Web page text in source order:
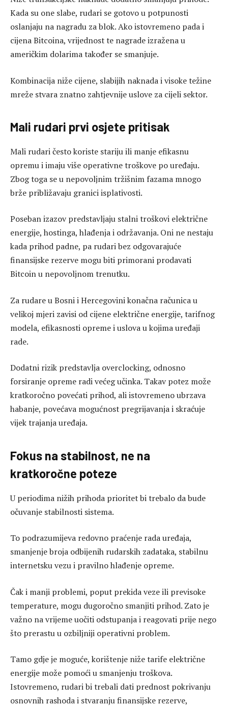
Kada su one slabe, rudari se gotovo u potpunosti
oslanjaju na nagradu za blok. Ako istovremeno pada i
cijena Bitcoina, vrijednost te nagrade izražena u
američkim dolarima također se smanjuje.
Kombinacija niže cijene, slabijih naknada i visoke težine
mreže stvara znatno zahtjevnije uslove za cijeli sektor.
Mali rudari prvi osjete pritisak
Mali rudari često koriste stariju ili manje efikasnu
opremu i imaju više operativne troškove po uređaju.
Zbog toga se u nepovoljnim tržišnim fazama mnogo
brže približavaju granici isplativosti.
Poseban izazov predstavljaju stalni troškovi električne
energije, hostinga, hlađenja i održavanja. Oni ne nestaju
kada prihod padne, pa rudari bez odgovarajuće
finansijske rezerve mogu biti primorani prodavati
Bitcoin u nepovoljnom trenutku.
Za rudare u Bosni i Hercegovini konačna računica u
velikoj mjeri zavisi od cijene električne energije, tarifnog
modela, efikasnosti opreme i uslova u kojima uređaji
rade.
Dodatni rizik predstavlja overclocking, odnosno
forsiranje opreme radi većeg učinka. Takav potez može
kratkoročno povećati prihod, ali istovremeno ubrzava
habanje, povećava mogućnost pregrijavanja i skraćuje
vijek trajanja uređaja.
Fokus na stabilnost, ne na
kratkoročne poteze
U periodima nižih prihoda prioritet bi trebalo da bude
očuvanje stabilnosti sistema.
To podrazumijeva redovno praćenje rada uređaja,
smanjenje broja odbijenih rudarskih zadataka, stabilnu
internetsku vezu i pravilno hlađenje opreme.
Čak i manji problemi, poput prekida veze ili previsoke
temperature, mogu dugoročno smanjiti prihod. Zato je
važno na vrijeme uočiti odstupanja i reagovati prije nego
što prerastu u ozbiljniji operativni problem.
Tamo gdje je moguće, korištenje niže tarife električne
energije može pomoći u smanjenju troškova.
Istovremeno, rudari bi trebali dati prednost pokrivanju
osnovnih rashoda i stvaranju finansijske rezerve,